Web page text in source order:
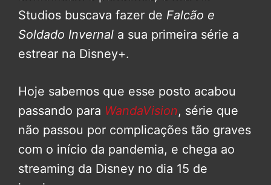
Studios buscava fazer de Falcão e
Soldado Invernal a sua primeira série a
estrear na Disney+.
Hoje sabemos que esse posto acabou
passando para WandaVision, série que
não passou por complicações tão graves
com o início da pandemia, e chega ao
streaming da Disney no dia 15 de